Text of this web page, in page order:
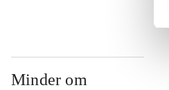
Minder om